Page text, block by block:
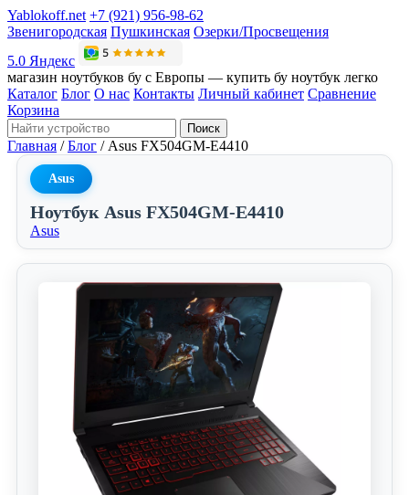
Yablokoff.net +7 (921) 956-98-62
Звенигородская Пушкинская Озерки/Просвещения
5.0 Яндекс
магазин ноутбуков бу с Европы — купить бу ноутбук легко
Каталог Блог О нас Контакты Личный кабинет Сравнение
Корзина
Поиск
Главная / Блог / Asus FX504GM-E4410
Asus
Ноутбук Asus FX504GM-E4410
Asus